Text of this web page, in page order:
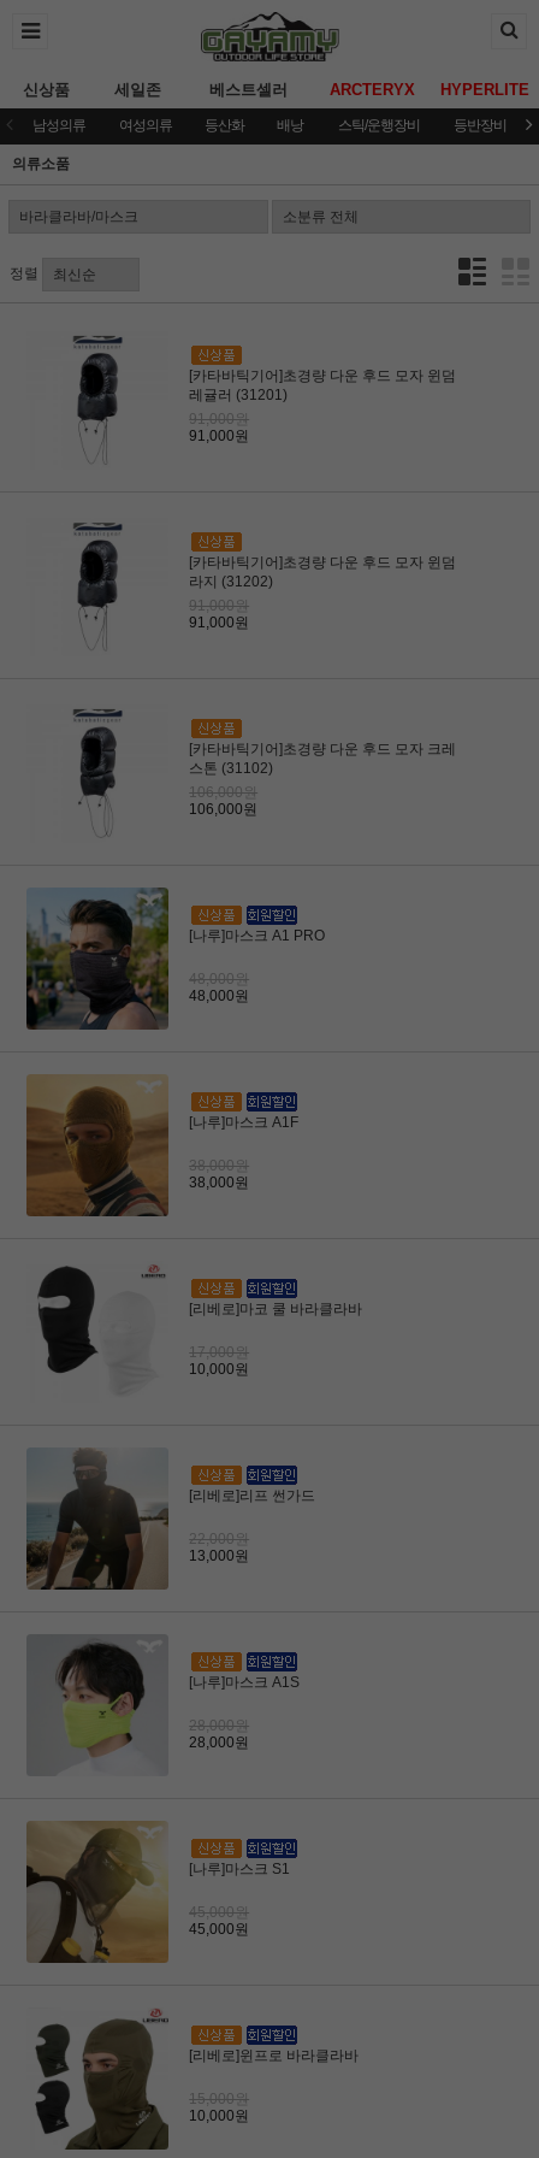
신상품 세일존 베스트셀러 ARCTERYX HYPERLITE
남성의류 여성의류 등산화 배낭 스틱/운행장비 등반장비
의류소품
정렬
[카타바틱기어]초경량 다운 후드 모자 윈덤
레귤러 (31201)
91,000원
91,000원
[카타바틱기어]초경량 다운 후드 모자 윈덤
라지 (31202)
91,000원
91,000원
[카타바틱기어]초경량 다운 후드 모자 크레
스톤 (31102)
106,000원
106,000원
[나루]마스크 A1 PRO
48,000원
48,000원
[나루]마스크 A1F
38,000원
38,000원
[리베로]마코 쿨 바라클라바
17,000원
10,000원
[리베로]리프 썬가드
22,000원
13,000원
[나루]마스크 A1S
28,000원
28,000원
[나루]마스크 S1
45,000원
45,000원
[리베로]윈프로 바라클라바
15,000원
10,000원